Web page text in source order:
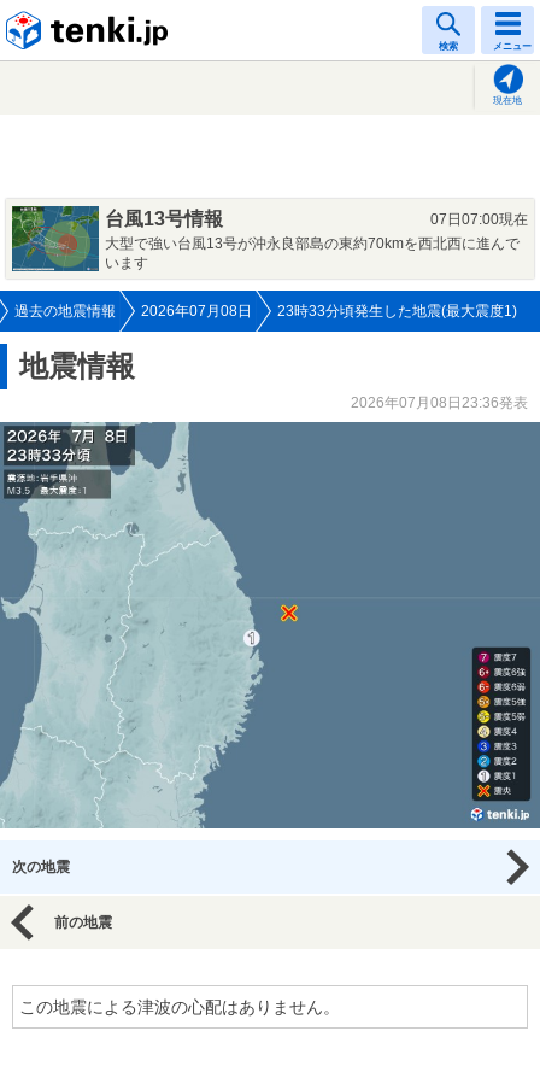
検索 メニュー
現在地
台風13号情報
07日07:00現在
大型で強い台風13号が沖永良部島の東約70kmを西北西に進んで
います
過去の地震情報 2026年07月08日 23時33分頃発生した地震(最大震度1)
地震情報
2026年07月08日23:36発表
次の地震
前の地震
この地震による津波の心配はありません。